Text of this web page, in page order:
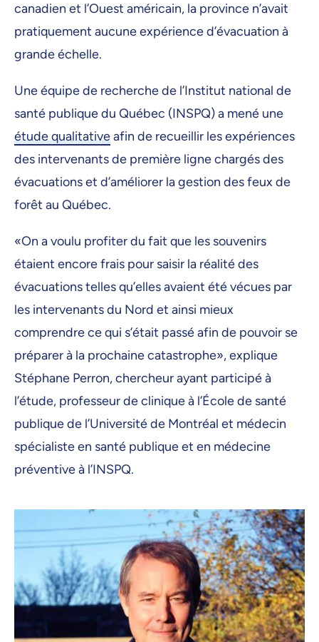
canadien et l’Ouest américain, la province n’avait
pratiquement aucune expérience d’évacuation à
grande échelle.
Une équipe de recherche de l’Institut national de
santé publique du Québec (INSPQ) a mené une
étude qualitativeafin de recueillir les expériences
des intervenants de première ligne chargés des
évacuations et d’améliorer la gestion des feux de
forêt au Québec.
«On a voulu profiter du fait que les souvenirs
étaient encore frais pour saisir la réalité des
évacuations telles qu’elles avaient été vécues par
les intervenants du Nord et ainsi mieux
comprendre ce qui s’était passé afin de pouvoir se
préparer à la prochaine catastrophe», explique
Stéphane Perron, chercheur ayant participé à
l’étude, professeur de clinique à l’École de santé
publique de l’Université de Montréal et médecin
spécialiste en santé publique et en médecine
préventive à l’INSPQ.